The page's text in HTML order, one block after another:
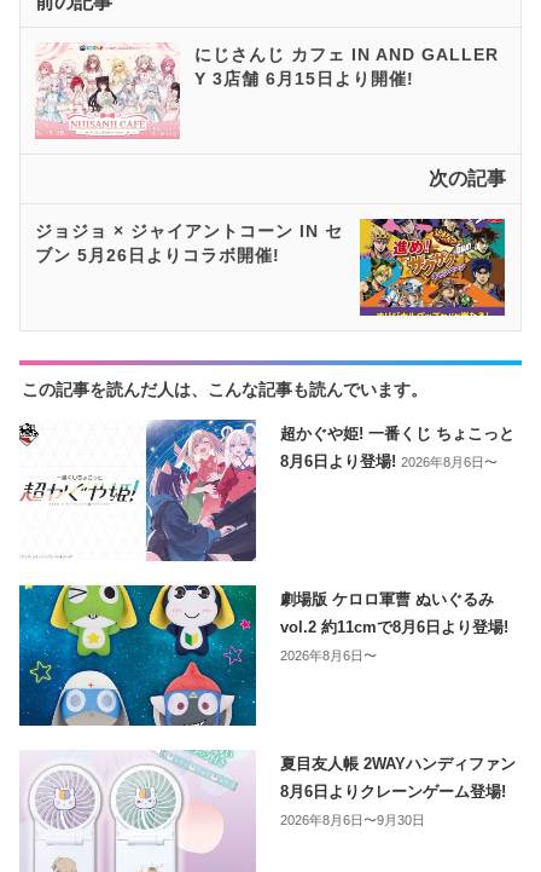
にじさんじ カフェ IN AND GALLER
Y 3店舗 6月15日より開催!
次の記事
ジョジョ × ジャイアントコーン IN セ
ブン 5月26日よりコラボ開催!
この記事を読んだ人は、こんな記事も読んでいます。
超かぐや姫! 一番くじ ちょこっと
8月6日より登場!2026年8月6日〜
劇場版 ケロロ軍曹 ぬいぐるみ
vol.2 約11cmで8月6日より登場!
2026年8月6日〜
夏目友人帳 2WAYハンディファン
8月6日よりクレーンゲーム登場!
2026年8月6日〜9月30日